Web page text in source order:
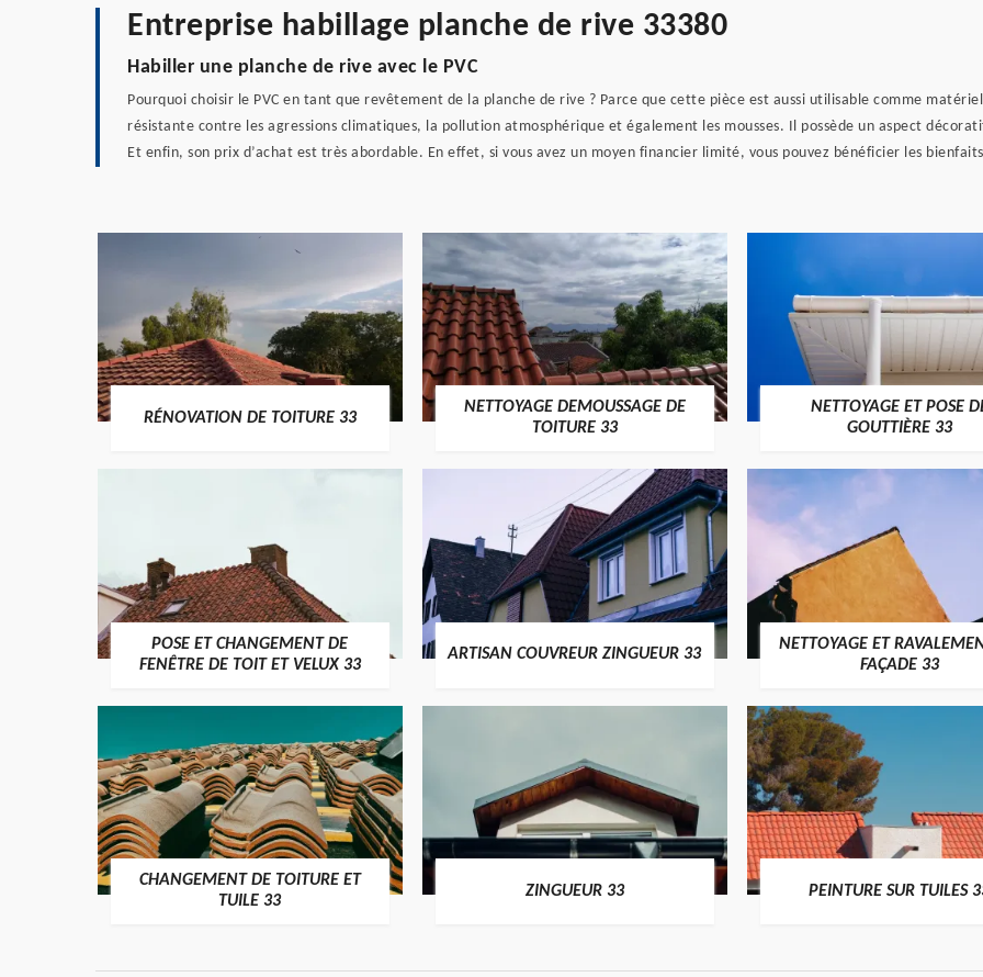
Entreprise habillage planche de rive 33380
Habiller une planche de rive avec le PVC
Pourquoi choisir le PVC en tant que revêtement de la planche de rive ? Parce que cette pièce est aussi utilisable comme
résistante contre les agressions climatiques, la pollution atmosphérique et également les mousses. Il possède un aspect
Et enfin, son prix d’achat est très abordable. En effet, si vous avez un moyen financier limité, vous pouvez bénéficier les bienfaits
RÉNOVATION DE TOITURE 33
NETTOYAGE DEMOUSSAGE DE
TOITURE 33
NETTOYAGE ET POSE
GOUTTIÈRE 33
POSE ET CHANGEMENT DE
FENÊTRE DE TOIT ET VELUX 33
ARTISAN COUVREUR ZINGUEUR 33
NETTOYAGE ET
FAÇADE 33
CHANGEMENT DE TOITURE ET
TUILE 33
ZINGUEUR 33 PEINTURE SUR TUILES